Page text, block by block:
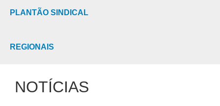
PLANTÃO SINDICAL
REGIONAIS
NOTÍCIAS